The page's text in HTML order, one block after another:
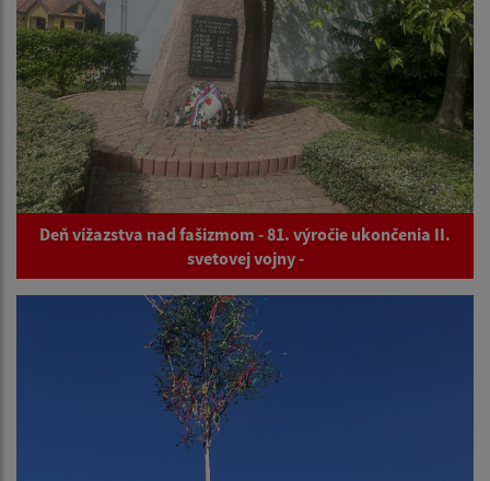
Deň vížazstva nad fašizmom - 81. výročie ukončenia II.
svetovej vojny -